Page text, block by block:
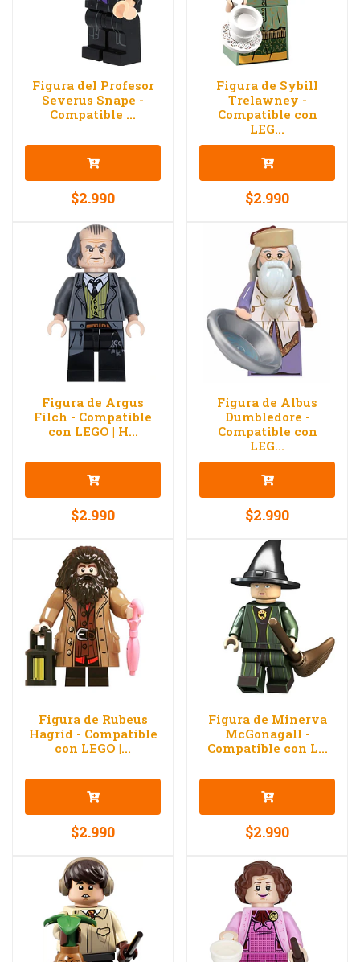
Figura del Profesor
Severus Snape -
Compatible ...
$2.990
Figura de Sybill
Trelawney -
Compatible con
LEG...
$2.990
Figura de Argus
Filch - Compatible
con LEGO | H...
$2.990
Figura de Albus
Dumbledore -
Compatible con
LEG...
$2.990
Figura de Rubeus
Hagrid - Compatible
con LEGO |...
$2.990
Figura de Minerva
McGonagall -
Compatible con L...
$2.990